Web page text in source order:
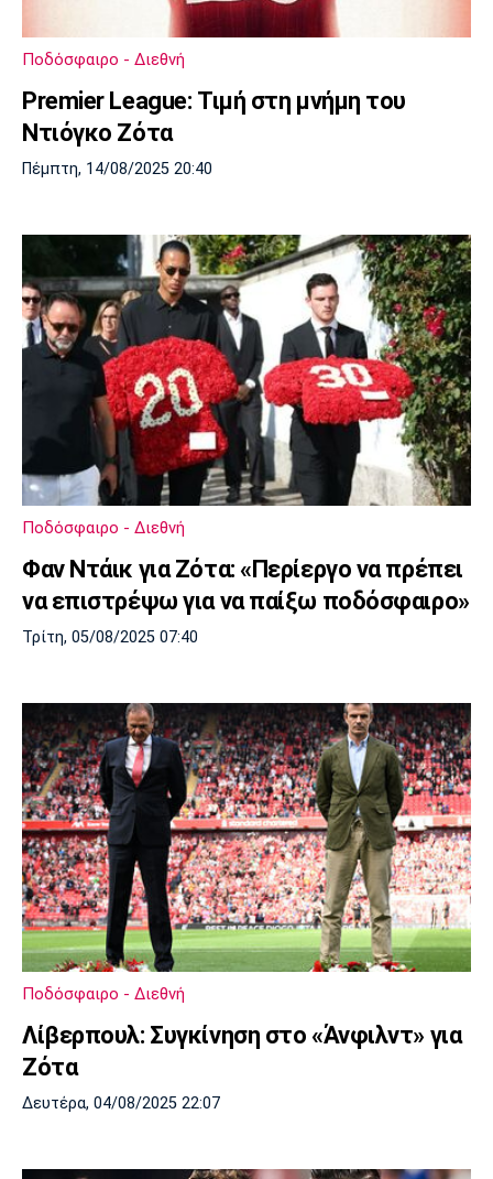
Ποδόσφαιρο - Διεθνή
Premier League: Τιμή στη μνήμη του
Ντιόγκο Ζότα
Πέμπτη, 14/08/2025 20:40
Ποδόσφαιρο - Διεθνή
Φαν Ντάικ για Ζότα: «Περίεργο να πρέπει
να επιστρέψω για να παίξω ποδόσφαιρο»
Τρίτη, 05/08/2025 07:40
Ποδόσφαιρο - Διεθνή
Λίβερπουλ: Συγκίνηση στο «Άνφιλντ» για
Ζότα
Δευτέρα, 04/08/2025 22:07